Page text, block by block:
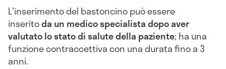
L'inserimento del bastoncino può essere
inseritoda un medico specialista dopo aver
valutato lo stato di salute della paziente; ha una
funzione contraccettiva con una durata fino a 3
anni.